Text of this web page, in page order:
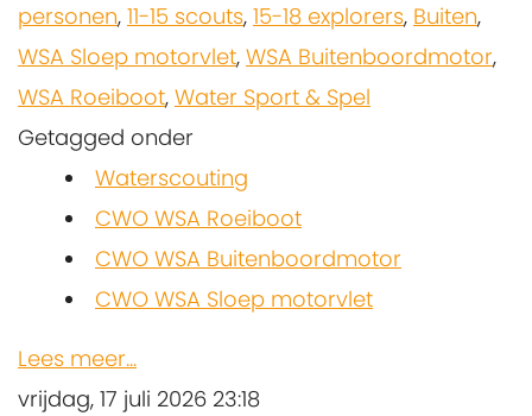
personen, 11-15 scouts, 15-18 explorers, Buiten,
WSA Sloep motorvlet, WSA Buitenboordmotor,
WSA Roeiboot, Water Sport & Spel
Getagged onder
Waterscouting
CWO WSA Roeiboot
CWO WSA Buitenboordmotor
CWO WSA Sloep motorvlet
Lees meer...
vrijdag, 17 juli 2026 23:18